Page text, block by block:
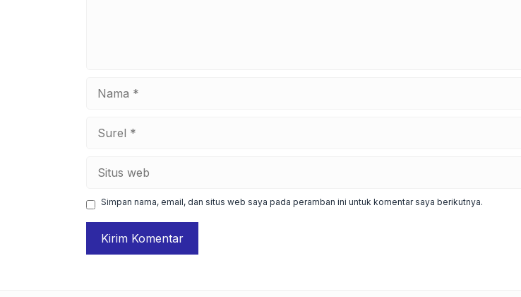
web
Simpan nama, email, dan situs web saya pada peramban ini untuk komentar saya berikutnya.